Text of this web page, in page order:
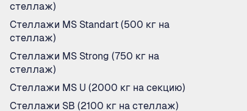
стеллаж)
Стеллажи MS Standart (500 кг на
стеллаж)
Стеллажи MS Strong (750 кг на
стеллаж)
Стеллажи MS U (2000 кг на секцию)
Стеллажи SB (2100 кг на стеллаж)